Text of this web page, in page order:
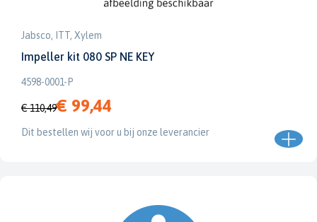
Jabsco, ITT, Xylem
Impeller kit 080 SP NE KEY
4598-0001-P
€ 110,49€ 99,44
Dit bestellen wij voor u bij onze leverancier